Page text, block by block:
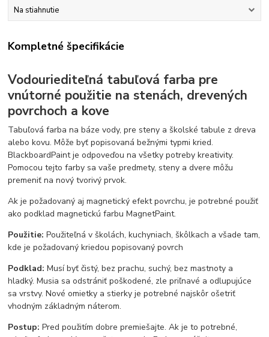
Na stiahnutie
Kompletné špecifikácie
Vodouriediteľná tabuľová farba pre
vnútorné použitie na stenách, drevených
povrchoch a kove
Tabuľová farba na báze vody, pre steny a školské tabule z dreva
alebo kovu. Môže byť popisovaná bežnými typmi kried.
BlackboardPaint je odpoveďou na všetky potreby kreativity.
Pomocou tejto farby sa vaše predmety, steny a dvere môžu
premeniť na nový tvorivý prvok.
Ak je požadovaný aj magnetický efekt povrchu, je potrebné použiť
ako podklad magnetickú farbu MagnetPaint.
Použitie: Použiteľná v školách, kuchyniach, škôlkach a všade tam,
kde je požadovaný kriedou popisovaný povrch
Podklad: Musí byť čistý, bez prachu, suchý, bez mastnoty a
hladký. Musia sa odstrániť poškodené, zle priľnavé a odlupujúce
sa vrstvy. Nové omietky a stierky je potrebné najskôr ošetriť
vhodným základným náterom.
Postup: Pred použitím dobre premiešajte. Ak je to potrebné,